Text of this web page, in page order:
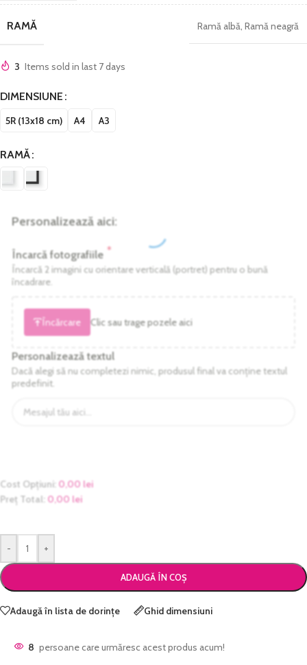
RAMĂ Ramă albă, Ramă neagră
3 Items sold in last 7 days
DIMENSIUNE
5R (13x18 cm) A4 A3
RAMĂ
Personalizează aici:
Încarcă fotografiile *
Încarcă 2 imagini cu orientare verticală (portret) pentru o bună
încadrare.
Încărcare Clic sau trage pozele aici
Personalizează textul
Dacă alegi să nu completezi nimic, produsul final va conține textul
predefinit.
Cost Opțiuni: 0,00lei
Preț Total: 0,00lei
- +
ADAUGĂ ÎN COȘ
Adaugă în lista de dorințe Ghid dimensiuni
8 persoane care urmăresc acest produs acum!